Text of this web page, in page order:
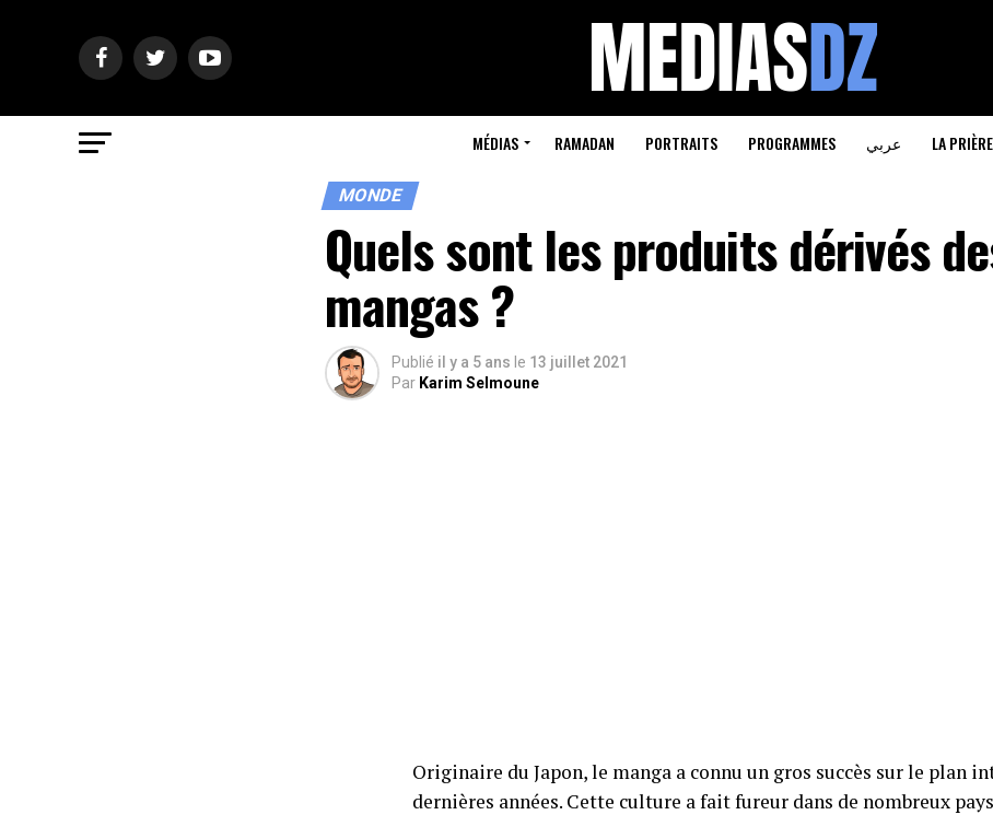
MÉDIAS RAMADAN PORTRAITS PROGRAMMES عربي LA PRIÈRE
MONDE
Quels sont les produits dérivés
mangas ?
Publié il y a 5 ans le 13 juillet 2021
Par Karim Selmoune
Originaire du Japon, le manga a connu un gros succès sur le plan
dernières années. Cette culture a fait fureur dans de nombreux